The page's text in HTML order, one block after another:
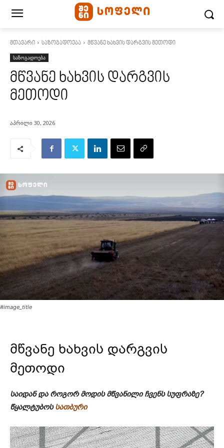
მთავარი საზოგადოება მწვანე ხახვის დარგვის მეთოდი
საზოგადოება
მწვანე ხახვის დარგვის
მეთოდი
აპრილი 30, 2026
#image_title
მწვანე ხახვის დარგვის
მეთოდი
საიდან და როგორ მოდის მწვანილი ჩვენს სუფრაზე?
წყალტუბოსსათბური
ვ
ი